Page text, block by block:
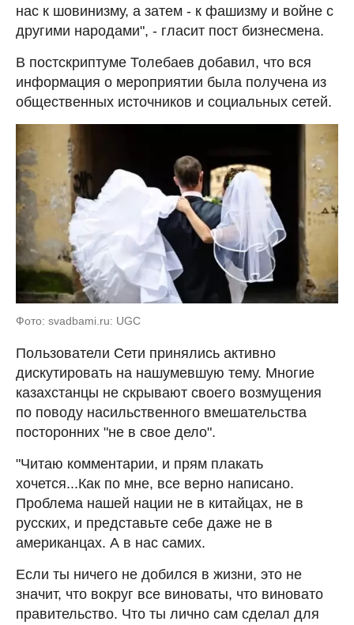
нас к шовинизму, а затем - к фашизму и войне с
другими народами", - гласит пост бизнесмена.
В постскриптуме Толебаев добавил, что вся
информация о мероприятии была получена из
общественных источников и социальных сетей.
Фото: svadbami.ru: UGC
Пользователи Сети принялись активно
дискутировать на нашумевшую тему. Многие
казахстанцы не скрывают своего возмущения
по поводу насильственного вмешательства
посторонних "не в свое дело".
"Читаю комментарии, и прям плакать
хочется...Как по мне, все верно написано.
Проблема нашей нации не в китайцах, не в
русских, и представьте себе даже не в
американцах. А в нас самих.
Если ты ничего не добился в жизни, это не
значит, что вокруг все виноваты, что виновато
правительство. Что ты лично сам сделал для